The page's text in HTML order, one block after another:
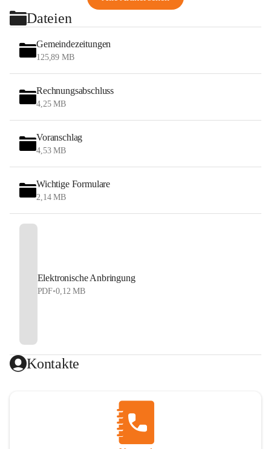
Dateien
Gemeindezeitungen
125,89 MB
Rechnungsabschluss
4,25 MB
Voranschlag
4,53 MB
Wichtige Formulare
2,14 MB
Elektronische Anbringung
PDF•0,12 MB
Kontakte